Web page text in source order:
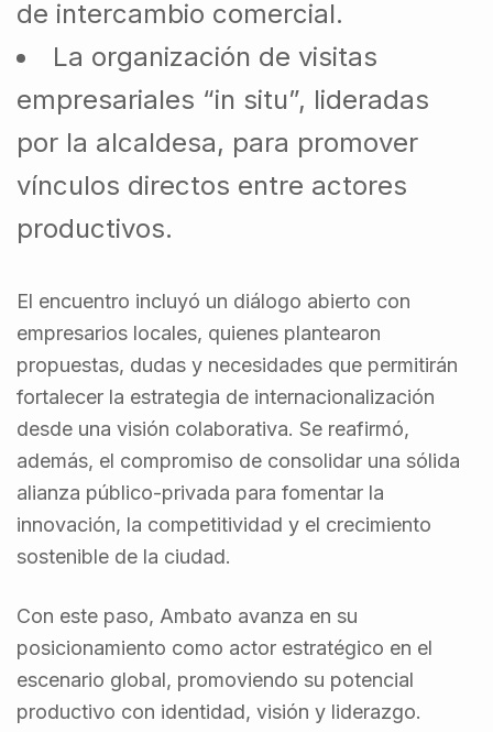
de intercambio comercial.
La organización de visitas
empresariales “in situ”, lideradas
por la alcaldesa, para promover
vínculos directos entre actores
productivos.
El encuentro incluyó un diálogo abierto con
empresarios locales, quienes plantearon
propuestas, dudas y necesidades que permitirán
fortalecer la estrategia de internacionalización
desde una visión colaborativa. Se reafirmó,
además, el compromiso de consolidar una sólida
alianza público-privada para fomentar la
innovación, la competitividad y el crecimiento
sostenible de la ciudad.
Con este paso, Ambato avanza en su
posicionamiento como actor estratégico en el
escenario global, promoviendo su potencial
productivo con identidad, visión y liderazgo.